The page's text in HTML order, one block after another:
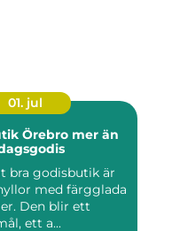
01. jul
mer än
bra godisbutik är
med färgglada
Den blir ett
ett a...